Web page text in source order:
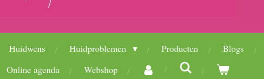
Huidwens Huidproblemen Producten Blogs
Online agenda
Webshop